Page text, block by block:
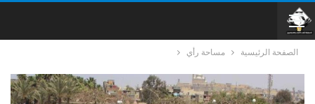
الصفحة الرئيسية مساحة رأي